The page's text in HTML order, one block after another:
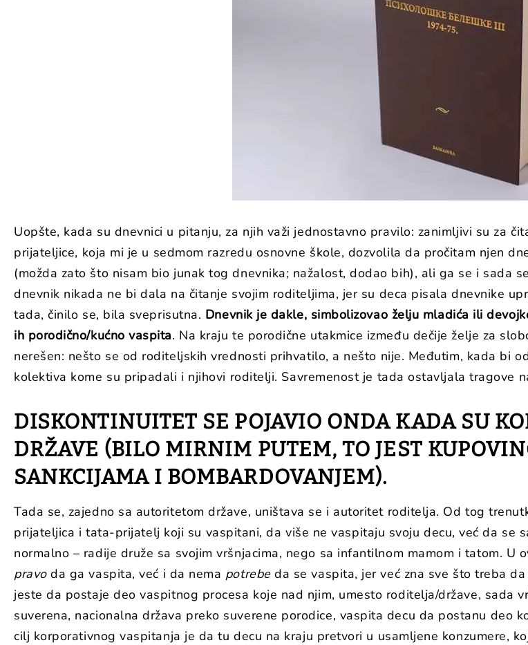
Uopšte, kada su dnevnici u pitanju, za njih važi jednostavno pravilo: zanimljivi su za
prijateljice, koja mi je u sedmom razredu osnovne škole, dozvolila da pročitam njen
(možda zato što nisam bio junak tog dnevnika; nažalost, dodao bih), ali ga se i sada
dnevnik nikada ne bi dala na čitanje svojim roditeljima, jer su deca pisala dnevnike
tada, činilo se, bila sveprisutna. Dnevnik je dakle, simbolizovao želju mladića ili
ih porodično/kućno vaspita. Na kraju te porodične utakmice između dečije želje za
nerešen: nešto se od roditeljskih vrednosti prihvatilo, a nešto nije. Međutim, kada bi
kolektiva kome su pripadali i njihovi roditelji. Savremenost je tada ostavljala tragove
DISKONTINUITET SE POJAVIO ONDA KADA SU
DRŽAVE (BILO MIRNIM PUTEM, TO JEST
SANKCIJAMA I BOMBARDOVANJEM).
Tada se, zajedno sa autoritetom države, uništava se i autoritet roditelja. Od tog
prijateljica i tata-prijatelj koji su vaspitani, da više ne vaspitaju svoju decu, već da se
normalno – radije druže sa svojim vršnjacima, nego sa infantilnom mamom i tatom. U
pravoda ga vaspita, već i da nema potrebeda se vaspita, jer već zna sve što treba
jeste da postaje deo vaspitnog procesa koje nad njim, umesto roditelja/države, sada
suverena, nacionalna država preko suverene porodice, vaspita decu da postanu deo
cilj korporativnog vaspitanja je da tu decu na kraju pretvori u usamljene konzumere,